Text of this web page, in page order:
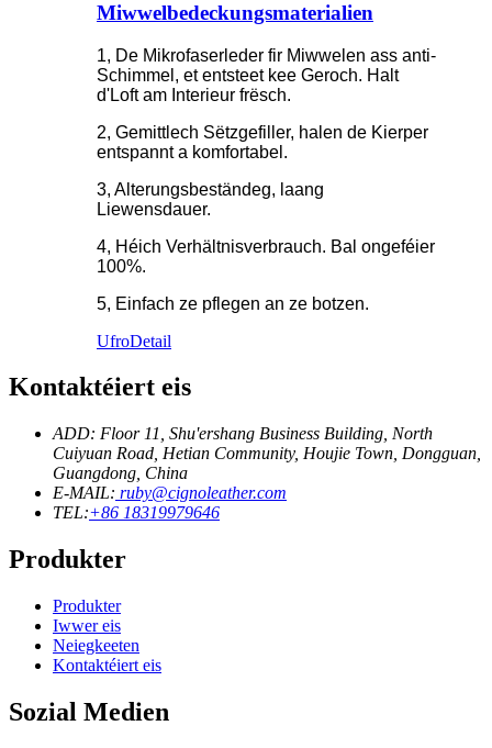
Miwwelbedeckungsmaterialien
1, De Mikrofaserleder fir Miwwelen ass anti-
Schimmel, et entsteet kee Geroch. Halt
d'Loft am Interieur frësch.
2, Gemittlech Sëtzgefiller, halen de Kierper
entspannt a komfortabel.
3, Alterungsbeständeg, laang
Liewensdauer.
4, Héich Verhältnisverbrauch. Bal ongeféier
100%.
5, Einfach ze pflegen an ze botzen.
UfroDetail
Kontaktéiert eis
ADD: Floor 11, Shu'ershang Business Building, North
Cuiyuan Road, Hetian Community, Houjie Town, Dongguan,
Guangdong, China
E-MAIL: ruby@cignoleather.com
TEL:+86 18319979646
Produkter
Produkter
Iwwer eis
Neiegkeeten
Kontaktéiert eis
Sozial Medien